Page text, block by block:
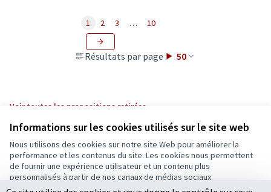
Informations sur les cookies utilisés sur le site web
Nous utilisons des cookies sur notre site Web pour améliorer la
performance et les contenus du site. Les cookies nous permettent
de fournir une expérience utilisateur et un contenu plus
personnalisés à partir de nos canaux de médias sociaux.
Résultats par page : 50
1 2 3 … 10
Voir toutes les propositions retirées
Conditions d'utilisation
Paramètres des cookies
Ecrivons Angers sur X
(Lien externe)
Ecrivons Angers sur Facebook
(Lien externe)